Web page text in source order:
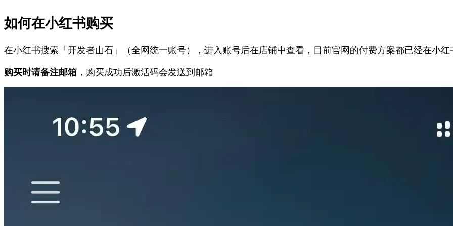
如何在小红书购买
在小红书搜索「开发者山石」（全网统一账号），进入账号后在店铺中查看，目前官网的付费方案都已经在小红
购买时请备注邮箱 ，购买成功后激活码会发送到邮箱